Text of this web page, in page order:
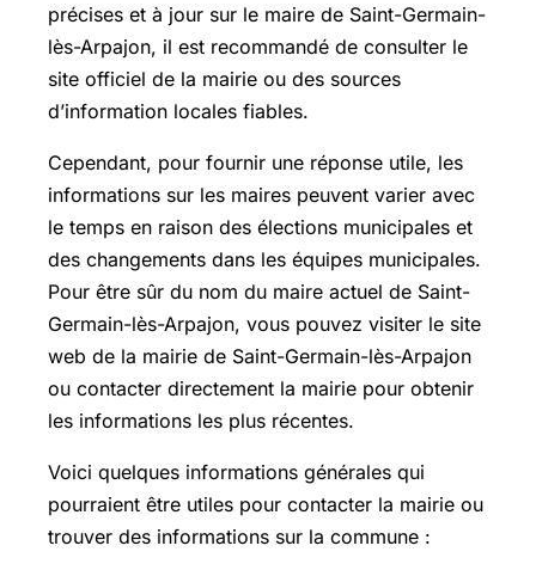
précises et à jour sur le maire de Saint-Germain-
lès-Arpajon, il est recommandé de consulter le
site officiel de la mairie ou des sources
d’information locales fiables.
Cependant, pour fournir une réponse utile, les
informations sur les maires peuvent varier avec
le temps en raison des élections municipales et
des changements dans les équipes municipales.
Pour être sûr du nom du maire actuel de Saint-
Germain-lès-Arpajon, vous pouvez visiter le site
web de la mairie de Saint-Germain-lès-Arpajon
ou contacter directement la mairie pour obtenir
les informations les plus récentes.
Voici quelques informations générales qui
pourraient être utiles pour contacter la mairie ou
trouver des informations sur la commune :